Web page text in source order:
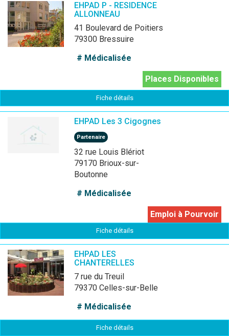
EHPAD P - RESIDENCE
ALLONNEAU
41 Boulevard de Poitiers
79300 Bressuire
# Médicalisée
Places Disponibles
Fiche détails
EHPAD Les 3 Cigognes
Partenaire
32 rue Louis Blériot
79170 Brioux-sur-
Boutonne
# Médicalisée
Emploi à Pourvoir
Fiche détails
EHPAD LES
CHANTERELLES
7 rue du Treuil
79370 Celles-sur-Belle
# Médicalisée
Fiche détails